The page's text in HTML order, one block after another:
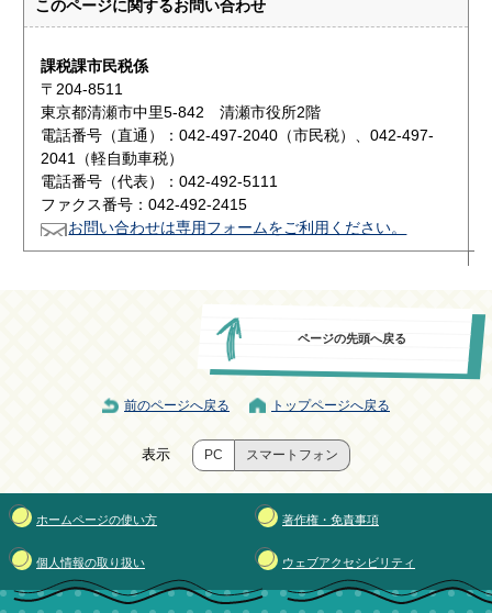
このページに関するお問い合わせ
課税課市民税係
〒204-8511
東京都清瀬市中里5-842 清瀬市役所2階
電話番号（直通）：042-497-2040（市民税）、042-497-
2041（軽自動車税）
電話番号（代表）：042-492-5111
ファクス番号：042-492-2415
お問い合わせは専用フォームをご利用ください。
ページの先頭へ戻る
前のページへ戻る トップページへ戻る
表示 PC スマートフォン
ホームページの使い方 著作権・免責事項
個人情報の取り扱い ウェブアクセシビリティ